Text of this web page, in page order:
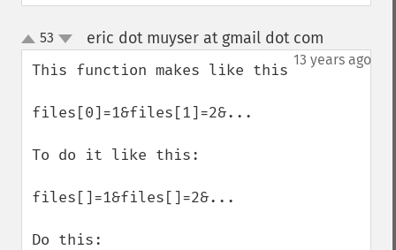
up
down
53 eric dot muyser at gmail dot com
13 years ago
This function makes like this
files[0]=1&files[1]=2&...
To do it like this:
files[]=1&files[]=2&...
Do this: